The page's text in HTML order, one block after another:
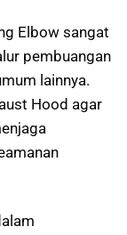
Elbow sangat
pembuangan
lainnya.
Hood agar